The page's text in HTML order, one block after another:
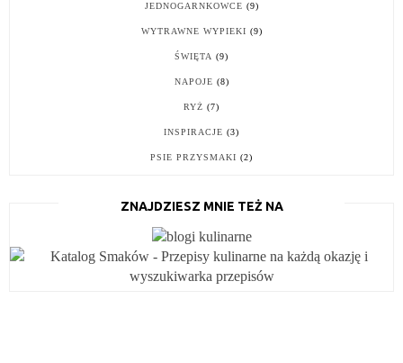
JEDNOGARNKOWCE (9)
WYTRAWNE WYPIEKI (9)
ŚWIĘTA (9)
NAPOJE (8)
RYŻ (7)
INSPIRACJE (3)
PSIE PRZYSMAKI (2)
ZNAJDZIESZ MNIE TEŻ NA